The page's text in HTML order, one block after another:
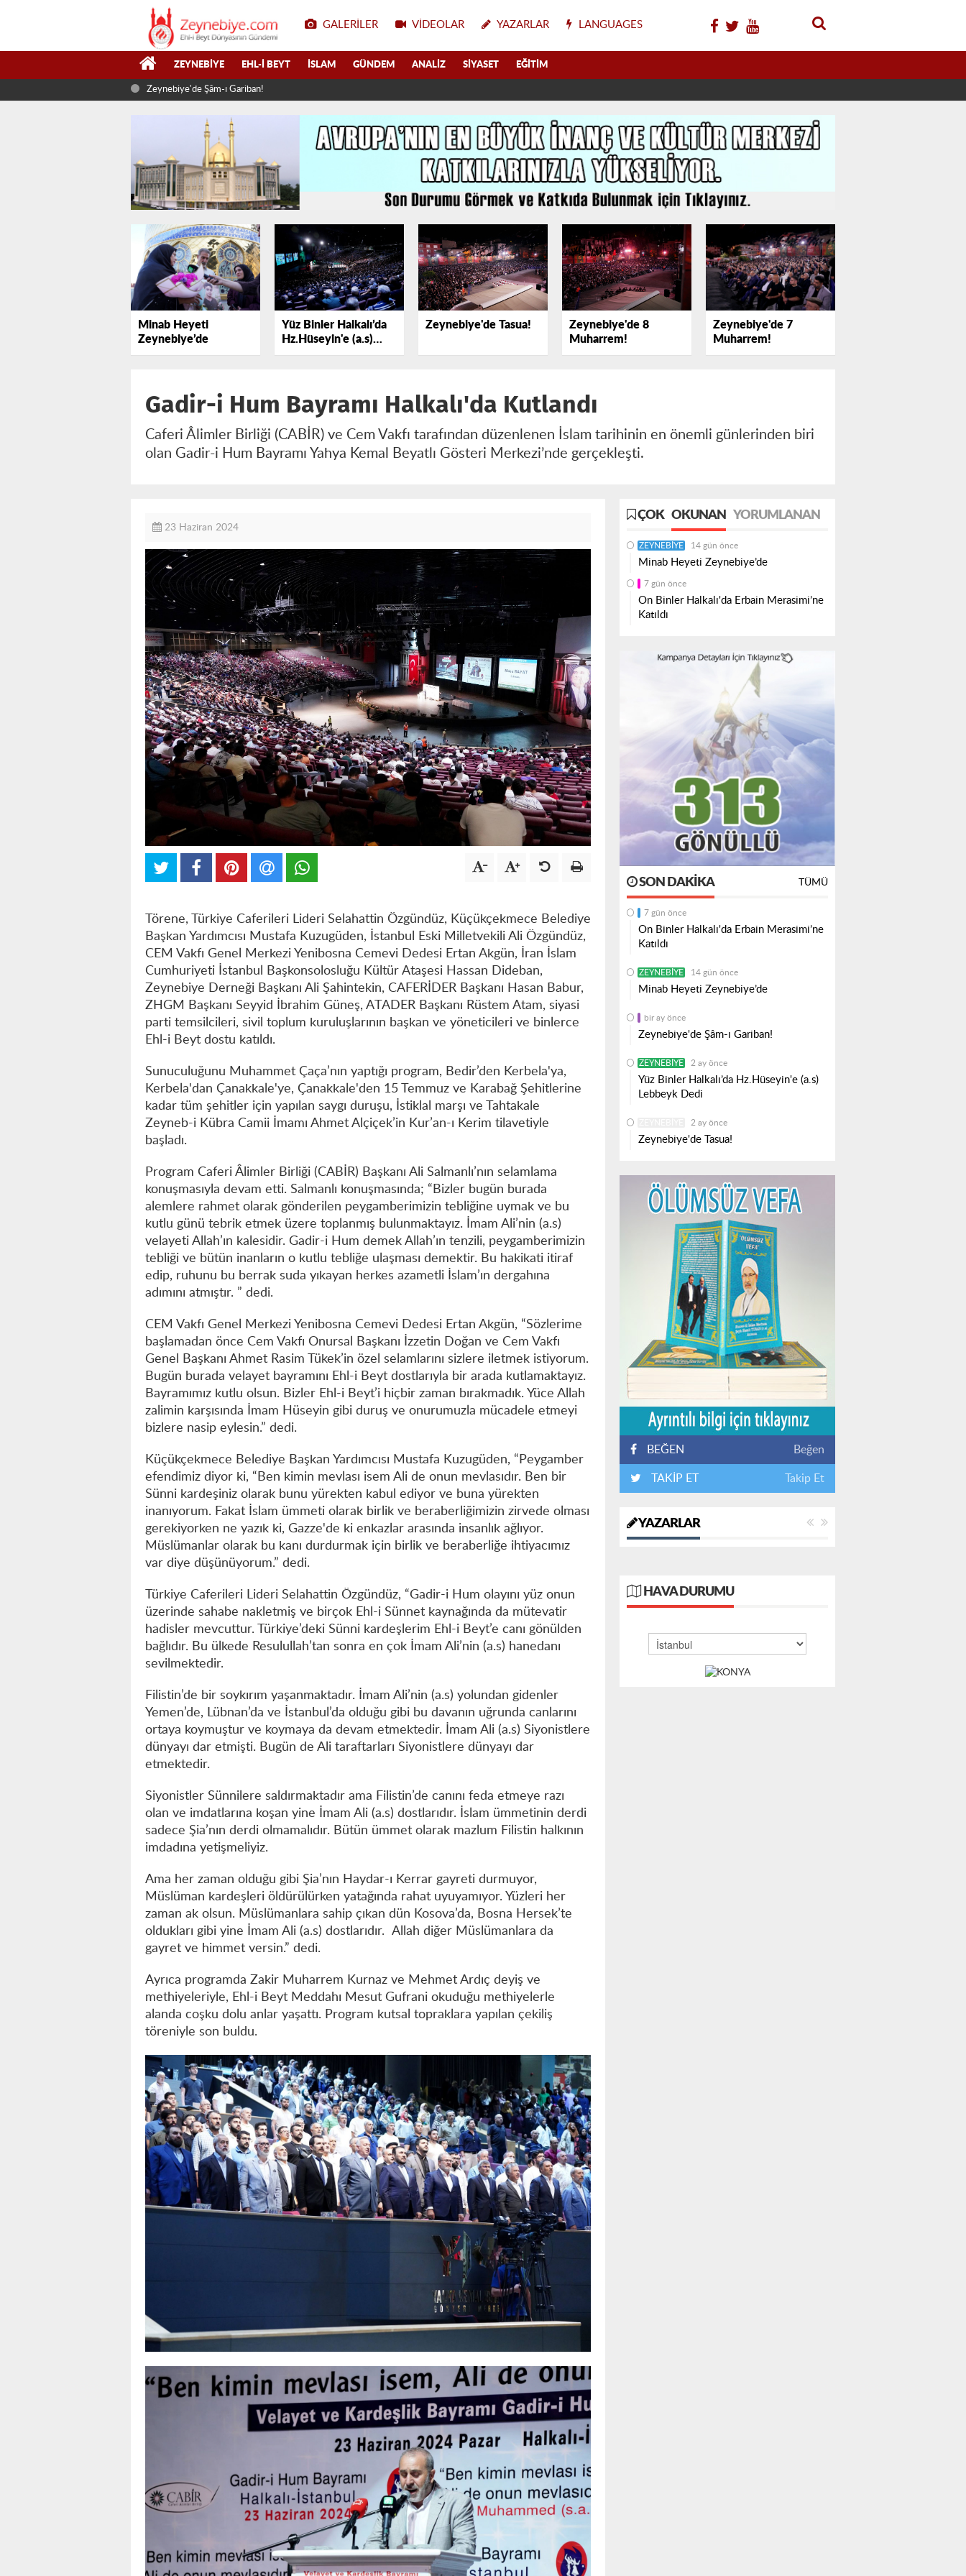
GALERILER VIDEOLAR YAZARLAR LANGUAGES
ZEYNEBIYE EHL-I BEYT İSLAM GÜNDEM ANALIZ SIYASET EĞITIM
Zeynebiye'de Şâm-ı Gariban!
Minab Heyeti
Zeynebiye’de
Yüz Binler Halkalı’da
Hz.Hüseyin'e (a.s)
Lebbeyk Dedi
Zeynebiye'de Tasua!
Zeynebiye'de 8
Muharrem!
Zeynebiye'de 7
Muharrem!
Gadir-i Hum Bayramı Halkalı'da Kutlandı
Caferi Âlimler Birliği (CABİR) ve Cem Vakfı tarafından düzenlenen İslam tarihinin en önemli günlerinden biri
olan Gadir-i Hum Bayramı Yahya Kemal Beyatlı Gösteri Merkezi’nde gerçekleşti.
23 Haziran 2024
Törene, Türkiye Caferileri Lideri Selahattin Özgündüz, Küçükçekmece Belediye
Başkan Yardımcısı Mustafa Kuzugüden, İstanbul Eski Milletvekili Ali Özgündüz,
CEM Vakfı Genel Merkezi Yenibosna Cemevi Dedesi Ertan Akgün, İran İslam
Cumhuriyeti İstanbul Başkonsolosluğu Kültür Ataşesi Hassan Dideban,
Zeynebiye Derneği Başkanı Ali Şahintekin, CAFERİDER Başkanı Hasan Babur,
ZHGM Başkanı Seyyid İbrahim Güneş, ATADER Başkanı Rüstem Atam, siyasi
parti temsilcileri, sivil toplum kuruluşlarının başkan ve yöneticileri ve binlerce
Ehl-i Beyt dostu katıldı.
Sunuculuğunu Muhammet Çaça’nın yaptığı program, Bedir’den Kerbela'ya,
Kerbela'dan Çanakkale'ye, Çanakkale'den 15 Temmuz ve Karabağ Şehitlerine
kadar tüm şehitler için yapılan saygı duruşu, İstiklal marşı ve Tahtakale
Zeyneb-i Kübra Camii İmamı Ahmet Alçiçek’in Kur’an-ı Kerim tilavetiyle
başladı.
Program Caferi Âlimler Birliği (CABİR) Başkanı Ali Salmanlı’nın selamlama
konuşmasıyla devam etti. Salmanlı konuşmasında; “Bizler bugün burada
alemlere rahmet olarak gönderilen peygamberimizin tebliğine uymak ve bu
kutlu günü tebrik etmek üzere toplanmış bulunmaktayız. İmam Ali’nin (a.s)
velayeti Allah’ın kalesidir. Gadir-i Hum demek Allah’ın tenzili, peygamberimizin
tebliği ve bütün inanların o kutlu tebliğe ulaşması demektir. Bu hakikati itiraf
edip, ruhunu bu berrak suda yıkayan herkes azametli İslam’ın dergahına
adımını atmıştır. ” dedi.
CEM Vakfı Genel Merkezi Yenibosna Cemevi Dedesi Ertan Akgün, “Sözlerime
başlamadan önce Cem Vakfı Onursal Başkanı İzzetin Doğan ve Cem Vakfı
Genel Başkanı Ahmet Rasim Tükek’in özel selamlarını sizlere iletmek istiyorum.
Bugün burada velayet bayramını Ehl-i Beyt dostlarıyla bir arada kutlamaktayız.
Bayramımız kutlu olsun. Bizler Ehl-i Beyt’i hiçbir zaman bırakmadık. Yüce Allah
zalimin karşısında İmam Hüseyin gibi duruş ve onurumuzla mücadele etmeyi
bizlere nasip eylesin.” dedi.
Küçükçekmece Belediye Başkan Yardımcısı Mustafa Kuzugüden, “Peygamber
efendimiz diyor ki, “Ben kimin mevlası isem Ali de onun mevlasıdır. Ben bir
Sünni kardeşiniz olarak bunu yürekten kabul ediyor ve buna yürekten
inanıyorum. Fakat İslam ümmeti olarak birlik ve beraberliğimizin zirvede olması
gerekiyorken ne yazık ki, Gazze'de ki enkazlar arasında insanlık ağlıyor.
Müslümanlar olarak bu kanı durdurmak için birlik ve beraberliğe ihtiyacımız
var diye düşünüyorum.” dedi.
Türkiye Caferileri Lideri Selahattin Özgündüz, “Gadir-i Hum olayını yüz onun
üzerinde sahabe nakletmiş ve birçok Ehl-i Sünnet kaynağında da mütevatir
hadisler mevcuttur. Türkiye’deki Sünni kardeşlerim Ehl-i Beyt’e canı gönülden
bağlıdır. Bu ülkede Resulullah’tan sonra en çok İmam Ali’nin (a.s) hanedanı
sevilmektedir.
Filistin’de bir soykırım yaşanmaktadır. İmam Ali’nin (a.s) yolundan gidenler
Yemen’de, Lübnan’da ve İstanbul’da olduğu gibi bu davanın uğrunda canlarını
ortaya koymuştur ve koymaya da devam etmektedir. İmam Ali (a.s) Siyonistlere
dünyayı dar etmişti. Bugün de Ali taraftarları Siyonistlere dünyayı dar
etmektedir.
Siyonistler Sünnilere saldırmaktadır ama Filistin’de canını feda etmeye razı
olan ve imdatlarına koşan yine İmam Ali (a.s) dostlarıdır. İslam ümmetinin derdi
sadece Şia’nın derdi olmamalıdır. Bütün ümmet olarak mazlum Filistin halkının
imdadına yetişmeliyiz.
Ama her zaman olduğu gibi Şia’nın Haydar-ı Kerrar gayreti durmuyor,
Müslüman kardeşleri öldürülürken yatağında rahat uyuyamıyor. Yüzleri her
zaman ak olsun. Müslümanlara sahip çıkan dün Kosova’da, Bosna Hersek’te
oldukları gibi yine İmam Ali (a.s) dostlarıdır. Allah diğer Müslümanlara da
gayret ve himmet versin.” dedi.
Ayrıca programda Zakir Muharrem Kurnaz ve Mehmet Ardıç deyiş ve
methiyeleriyle, Ehl-i Beyt Meddahı Mesut Gufrani okuduğu methiyelerle
alanda coşku dolu anlar yaşattı. Program kutsal topraklara yapılan çekiliş
töreniyle son buldu.
ÇOK OKUNAN YORUMLANAN
ZEYNEBIYE 14 gün önce
Minab Heyeti Zeynebiye’de
7 gün önce
On Binler Halkalı'da Erbain Merasimi’ne
Katıldı
SON DAKIKA TÜMÜ
7 gün önce
On Binler Halkalı'da Erbain Merasimi’ne
Katıldı
ZEYNEBIYE 14 gün önce
Minab Heyeti Zeynebiye’de
bir ay önce
Zeynebiye'de Şâm-ı Gariban!
ZEYNEBIYE 2 ay önce
Yüz Binler Halkalı’da Hz.Hüseyin'e (a.s)
Lebbeyk Dedi
2 ay önce
Zeynebiye'de Tasua!
BEĞEN Beğen
TAKİP ET Takip Et
YAZARLAR
HAVA DURUMU